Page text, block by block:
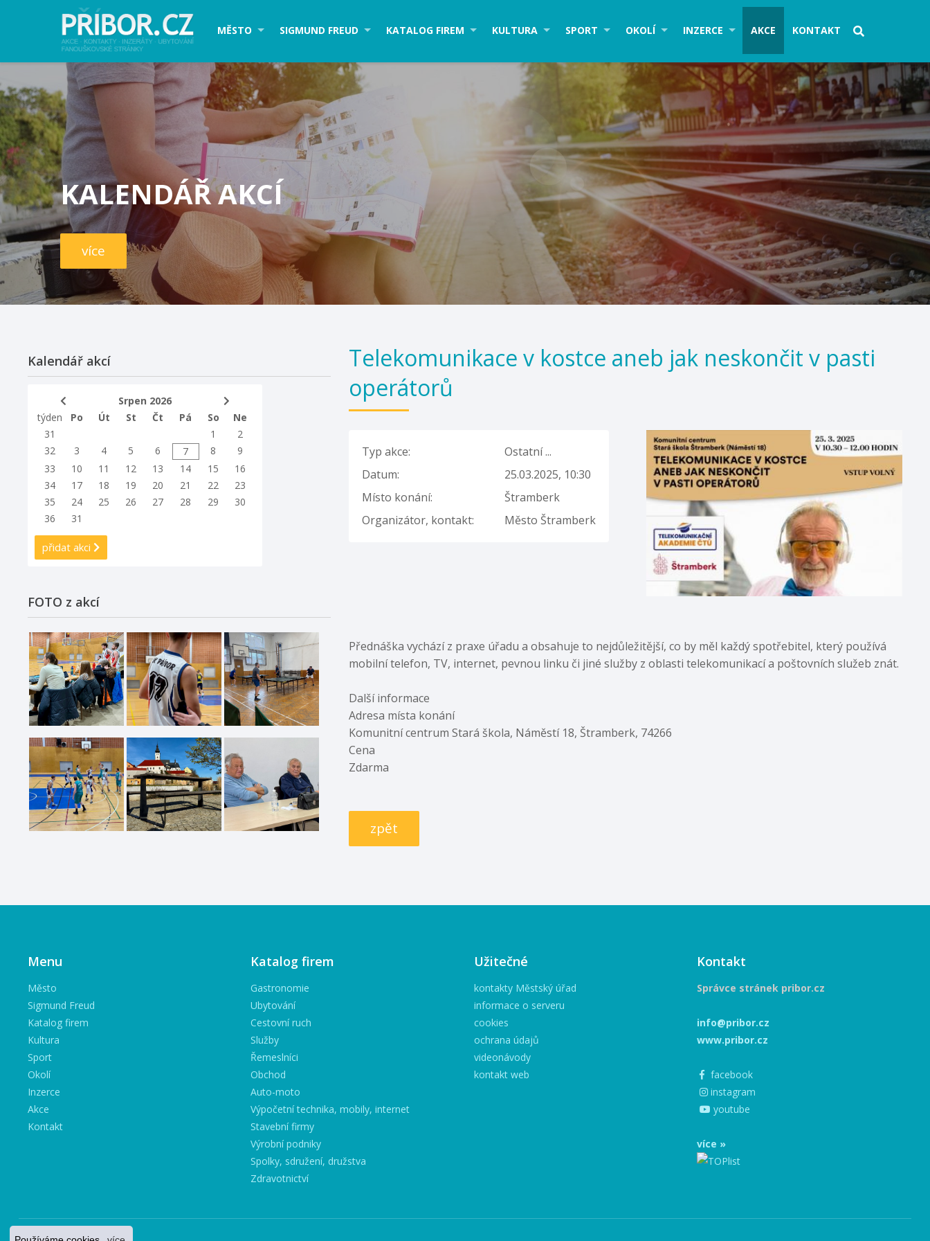
MĚSTO SIGMUND FREUD KATALOG FIREM KULTURA SPORT OKOLÍ INZERCE AKCE KONTAKT
KALENDÁŘ AKCÍ
více
Telekomunikace v kostce aneb jak neskončit v pasti
operátorů
Typ akce:
Ostatní ...
Datum:
25.03.2025, 10:30
Místo konání:
Štramberk
Organizátor, kontakt:
Město Štramberk
Přednáška vychází z praxe úřadu a obsahuje to nejdůležitější, co by měl každý spotřebitel, který používá
mobilní telefon, TV, internet, pevnou linku či jiné služby z oblasti telekomunikací a poštovních služeb znát.
Další informace
Adresa místa konání
Komunitní centrum Stará škola, Náměstí 18, Štramberk, 74266
Cena
Zdarma
zpět
Kalendář akcí
Srpen 2026
týden
Po Út St Čt Pá So
Ne
31
1
2
32
3 4 5 6 7 8
9
33
10 11 12 13 14 15
16
34
17 18 19 20 21 22
23
35
24 25 26 27 28 29
30
36
31
přidat akci
FOTO z akcí
Menu
Město
Sigmund Freud
Katalog firem
Kultura
Sport
Okolí
Inzerce
Akce
Kontakt
Katalog firem
Gastronomie
Ubytování
Cestovní ruch
Služby
Řemeslníci
Obchod
Auto-moto
Výpočetní technika, mobily, internet
Stavební firmy
Výrobní podniky
Spolky, sdružení, družstva
Zdravotnictví
Užitečné
kontakty Městský úřad
informace o serveru
cookies
ochrana údajů
videonávody
kontakt web
Kontakt
Správce stránek pribor.cz
info@pribor.cz
www.pribor.cz
facebook
instagram
youtube
více »